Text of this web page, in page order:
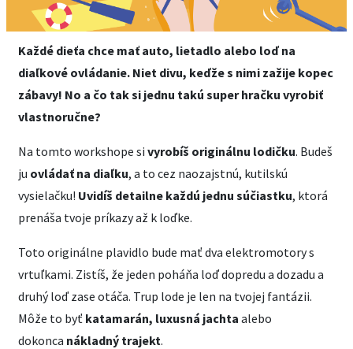
Každé dieťa chce mať auto, lietadlo alebo loď na
diaľkové ovládanie. Niet divu, keďže s nimi zažije kopec
zábavy! No a čo tak si jednu takú super hračku vyrobiť
vlastnoručne?
Na tomto workshope si vyrobíš originálnu lodičku. Budeš
ju ovládať na diaľku, a to cez naozajstnú, kutilskú
vysielačku! Uvidíš detailne každú jednu súčiastku, ktorá
prenáša tvoje príkazy až k loďke.
Toto originálne plavidlo bude mať dva elektromotory s
vrtuľkami. Zistíš, že jeden poháňa loď dopredu a dozadu a
druhý loď zase otáča. Trup lode je len na tvojej fantázii.
Môže to byť katamarán, luxusná jachta alebo
dokonca nákladný trajekt.